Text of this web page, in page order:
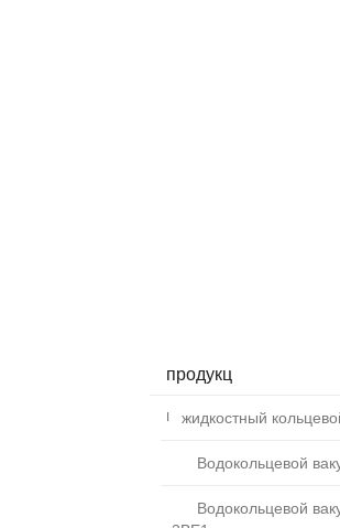
продукц
жидкостный
Водокольцевой
Водокольцевой